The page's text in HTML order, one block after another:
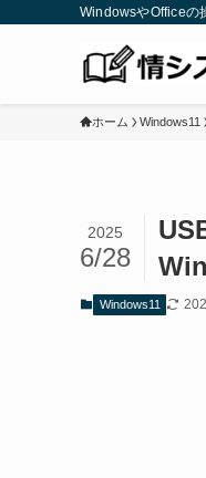
WindowsやOfficeの
ホーム Windows11
2025
6/28
Windows11